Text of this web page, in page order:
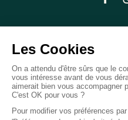
© LN
Politique
Conditions